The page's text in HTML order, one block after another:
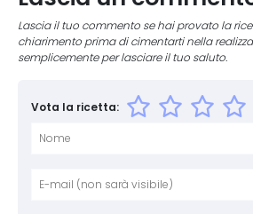
Lascia il tuo commento se hai provato la
chiarimento prima di cimentarti nella
semplicemente per lasciare il tuo saluto.
Vota la ricetta: